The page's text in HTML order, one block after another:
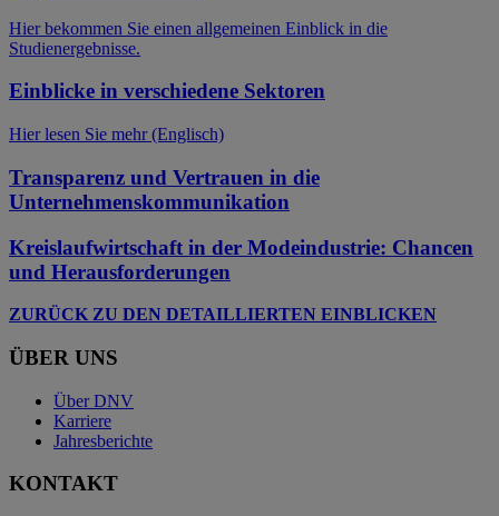
Hier bekommen Sie einen allgemeinen Einblick in die
Studienergebnisse.
Einblicke in verschiedene Sektoren
Hier lesen Sie mehr (Englisch)
Transparenz und Vertrauen in die
Unternehmenskommunikation
Kreislaufwirtschaft in der Modeindustrie: Chancen
und Herausforderungen
ZURÜCK ZU DEN DETAILLIERTEN EINBLICKEN
ÜBER UNS
Über DNV
Karriere
Jahresberichte
KONTAKT